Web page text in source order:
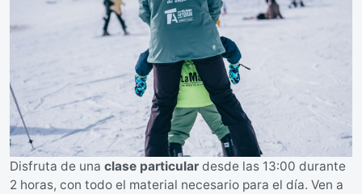
Disfruta de una clase particular desde las 13:00 durante
2 horas, con todo el material necesario para el día. Ven a